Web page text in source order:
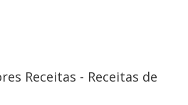
Receitas - Receitas de